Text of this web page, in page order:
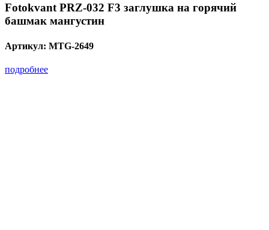
Fotokvant PRZ-032 F3 заглушка на горячий
башмак мангустин
Артикул: MTG-2649
подробнее